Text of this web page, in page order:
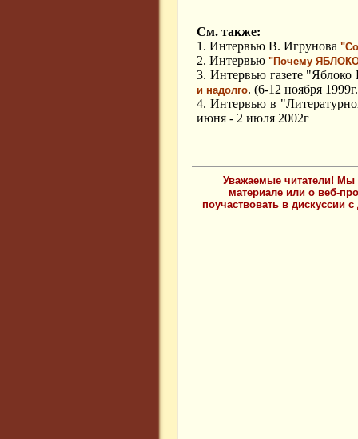
См. также:
1. Интервью В. Игрунова
2. Интервью "Почему ЯБЛОКО
3. Интервью газете
и надолго. (6-12 ноября
4. Интервью в
июня - 2 июля 2002г
Уважаемые читатели! Мы
материале или о веб-
поучаствовать в дискуссии